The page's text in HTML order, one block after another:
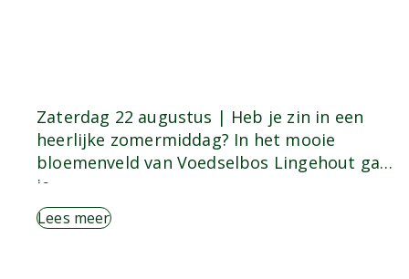
Zaterdag 22 augustus | Heb je zin in een
heerlijke zomermiddag? In het mooie
bloemenveld van Voedselbos Lingehout ga
je…
Lees meer